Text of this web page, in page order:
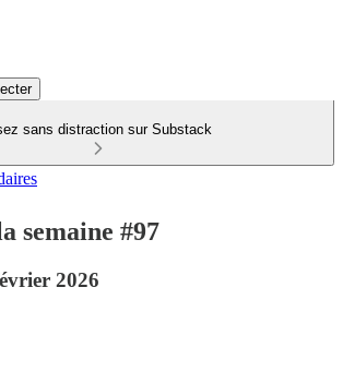
sans distraction sur Substack
semaine #97
2026